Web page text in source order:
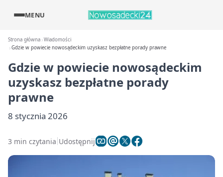
MENU
Strona główna Wiadomości
Gdzie w powiecie nowosądeckim uzyskasz bezpłatne porady prawne
Gdzie w powiecie nowosądeckim
uzyskasz bezpłatne porady
prawne
8 stycznia 2026
3 min czytania Udostępnij